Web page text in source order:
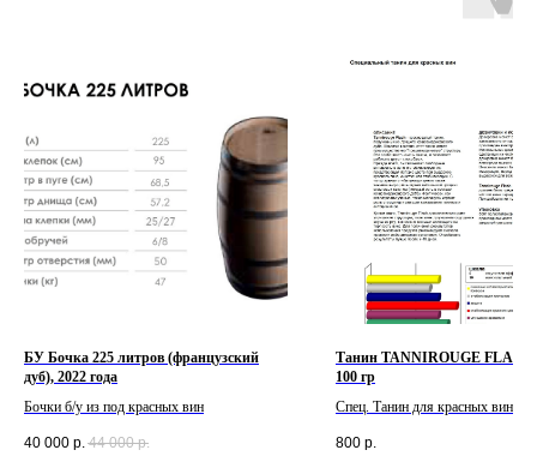
БУ Бочка 225 литров (французский
дуб), 2022 года
Бочки б/у из под красных вин
40 000 р. 44 000 р.
Танин TANNIROUGE FLASH
100 гр
Спец. Танин для красных вин из
структуру, стабилизация цвета,
800 р.